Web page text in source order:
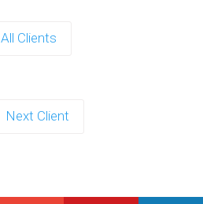
All Clients
Next Client